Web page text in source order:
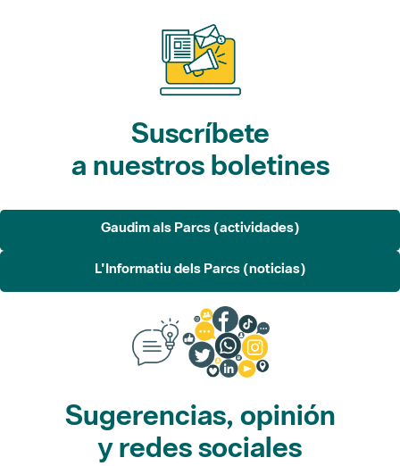
Suscríbete
a nuestros boletines
Gaudim als Parcs (actividades)
L'Informatiu dels Parcs (noticias)
Sugerencias, opinión
y redes sociales